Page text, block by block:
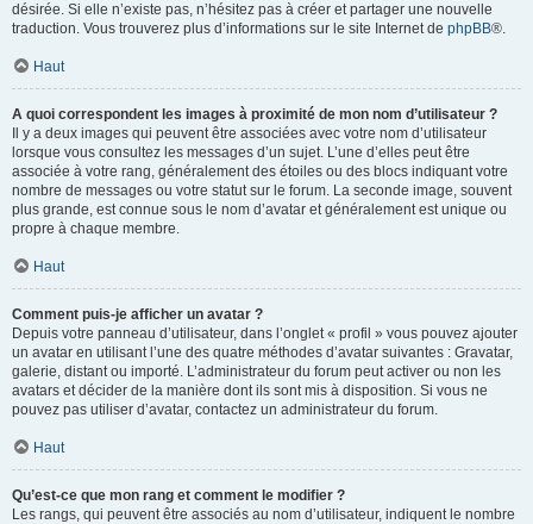
désirée. Si elle n’existe pas, n’hésitez pas à créer et partager une nouvelle
traduction. Vous trouverez plus d’informations sur le site Internet de phpBB®.
Haut
A quoi correspondent les images à proximité de mon nom d’utilisateur ?
Il y a deux images qui peuvent être associées avec votre nom d’utilisateur
lorsque vous consultez les messages d’un sujet. L’une d’elles peut être
associée à votre rang, généralement des étoiles ou des blocs indiquant votre
nombre de messages ou votre statut sur le forum. La seconde image, souvent
plus grande, est connue sous le nom d’avatar et généralement est unique ou
propre à chaque membre.
Haut
Comment puis-je afficher un avatar ?
Depuis votre panneau d’utilisateur, dans l’onglet « profil » vous pouvez ajouter
un avatar en utilisant l’une des quatre méthodes d’avatar suivantes : Gravatar,
galerie, distant ou importé. L’administrateur du forum peut activer ou non les
avatars et décider de la manière dont ils sont mis à disposition. Si vous ne
pouvez pas utiliser d’avatar, contactez un administrateur du forum.
Haut
Qu’est-ce que mon rang et comment le modifier ?
Les rangs, qui peuvent être associés au nom d’utilisateur, indiquent le nombre